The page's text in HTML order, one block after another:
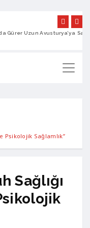
Gürer Uzun Avusturya’ya
Psikolojik Sağlamlık”
Sağlığı